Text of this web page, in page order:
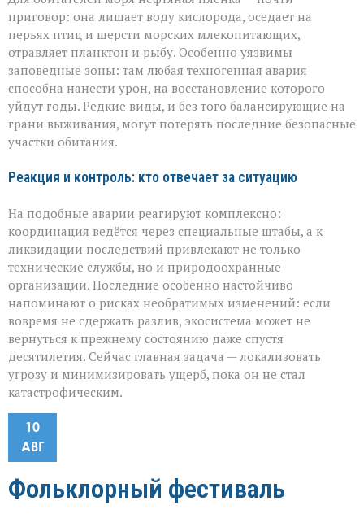
приговор: она лишает воду кислорода, оседает на
перьях птиц и шерсти морских млекопитающих,
отравляет планктон и рыбу. Особенно уязвимы
заповедные зоны: там любая техногенная авария
способна нанести урон, на восстановление которого
уйдут годы. Редкие виды, и без того балансирующие на
грани выживания, могут потерять последние безопасные
участки обитания.
Реакция и контроль: кто отвечает за ситуацию
На подобные аварии реагируют комплексно:
координация ведётся через специальные штабы, а к
ликвидации последствий привлекают не только
технические службы, но и природоохранные
организации. Последние особенно настойчиво
напоминают о рисках необратимых изменений: если
вовремя не сдержать разлив, экосистема может не
вернуться к прежнему состоянию даже спустя
десятилетия. Сейчас главная задача — локализовать
угрозу и минимизировать ущерб, пока он не стал
катастрофическим.
10
АВГ
Фольклорный фестиваль